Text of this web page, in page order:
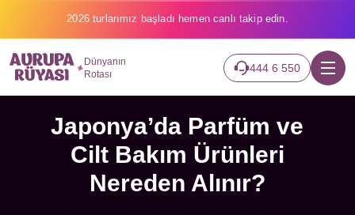
2026 turlarımız başladı hemen canlı takip edin.
Dünyanın
Rotası
444 6 550
Japonya’da Parfüm ve
Cilt Bakım Ürünleri
Nereden Alınır?